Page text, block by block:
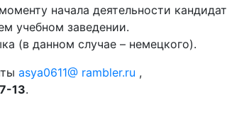
начала деятельности кандидат
учебном заведении.
(в данном случае – немецкого).
asya0611@ rambler.ru ,
13.